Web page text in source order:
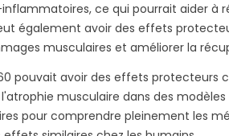
ce qui pourrait aider à
également avoir des effets
musculaires et améliorer la
pouvait avoir des effets protecteurs
musculaire dans des
pour comprendre pleinement les